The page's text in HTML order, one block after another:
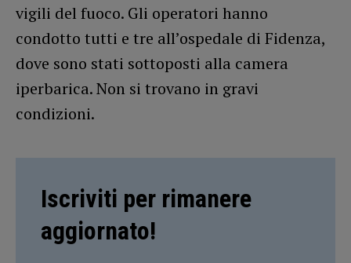
vigili del fuoco. Gli operatori hanno
condotto tutti e tre all’ospedale di Fidenza,
dove sono stati sottoposti alla camera
iperbarica. Non si trovano in gravi
condizioni.
Iscriviti per rimanere
aggiornato!